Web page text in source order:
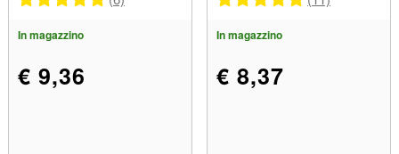
In magazzino
€ 9,36
In magazzino
€ 8,37